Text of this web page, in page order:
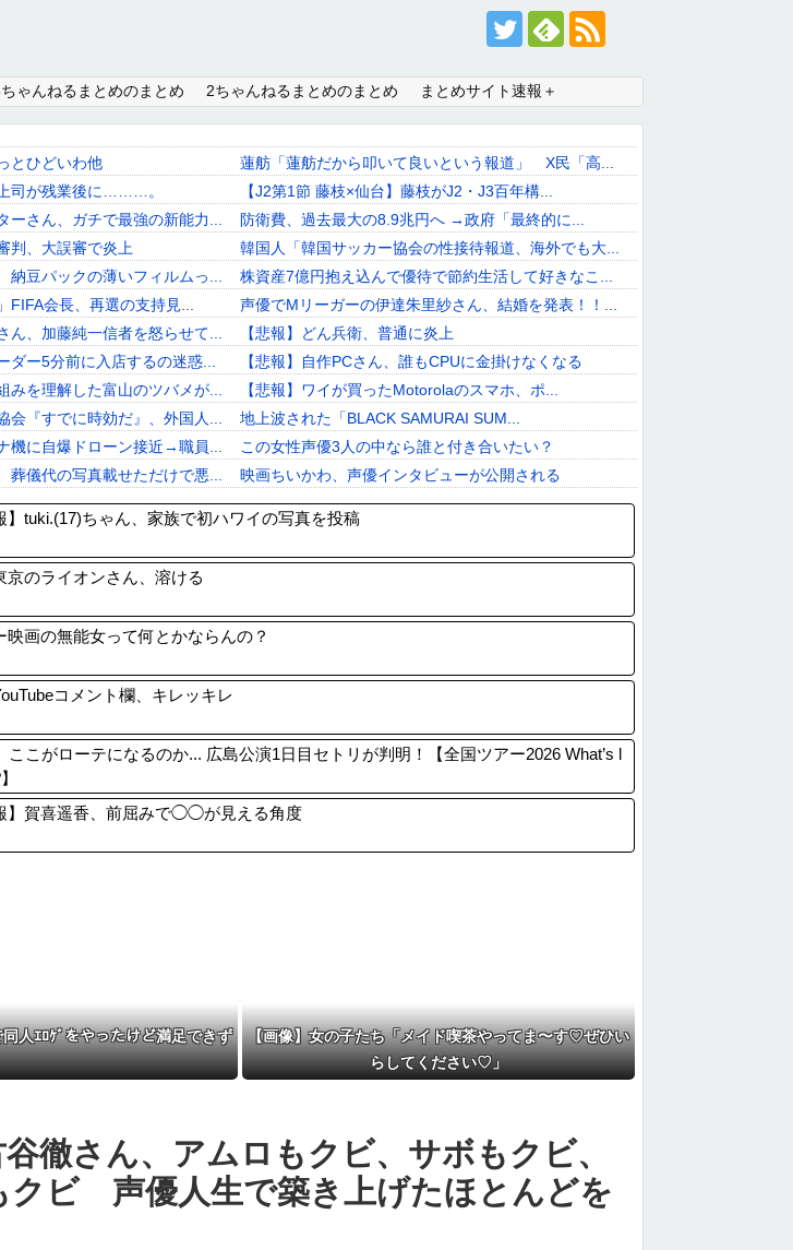
ゃんねるまとめのまとめ 2ちゃんねるまとめのまとめ まとめサイト速報＋
とひどいわ他
司が残業後に………。
ーさん、ガチで最強の新能力...
判、大誤審で炎上
納豆パックの薄いフィルムっ...
FIFA会長、再選の支持見...
ん、加藤純一信者を怒らせて...
ダー5分前に入店するの迷惑...
みを理解した富山のツバメが...
会『すでに時効だ』、外国人...
機に自爆ドローン接近→職員...
葬儀代の写真載せただけで悪...
』はどうすればよかったのか...
王道から挑戦へ！モードア...
んどん増え続けている理由
んどん増え続けている理由
蓮舫「蓮舫だから叩いて良いという報道」 X民「高...
【J2第1節 藤枝×仙台】藤枝がJ2・J3百年構...
防衛費、過去最大の8.9兆円へ →政府「最終的に...
韓国人「韓国サッカー協会の性接待報道、海外でも大...
株資産7億円抱え込んで優待で節約生活して好きなこ...
声優でMリーガーの伊達朱里紗さん、結婚を発表！！...
【悲報】どん兵衛、普通に炎上
【悲報】自作PCさん、誰もCPUに金掛けなくなる
【悲報】ワイが買ったMotorolaのスマホ、ポ...
地上波された「BLACK SAMURAI SUM...
この女性声優3人の中なら誰と付き合いたい？
映画ちいかわ、声優インタビューが公開される
【画像】温泉の中でこれやる奴ｗｗｗｗｗｗｗｗｗ
【画像】温泉の中でこれやる奴ｗｗｗｗｗｗｗｗｗ
【サッカー】韓国サッカー協会、性接待疑惑 日本人...
】tuki.(17)ちゃん、家族で初ハワイの写真を投稿
京のライオンさん、溶ける
映画の無能女って何とかならんの？
コメント欄、キレッキレ
ここがローテになるのか... 広島公演1日目セトリが判明！【全国ツアー2026 What’s l
】賀喜遥香、前屈みで◯◯が見える角度
人ｴﾛｹﾞをやったけど満足できず
【画像】女の子たち「メイド喫茶やってま〜す♡ぜひい
らしてください♡」
谷徹さん、アムロもクビ、サボもクビ、
クビ 声優人生で築き上げたほとんどを
(^o^)／
まとめ
まとめ